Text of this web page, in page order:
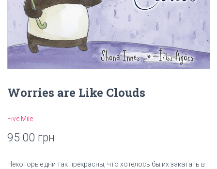
Worries are Like Clouds
Five Mile
95.00 грн
Некоторые дни так прекрасны, что хотелось бы их закатать в